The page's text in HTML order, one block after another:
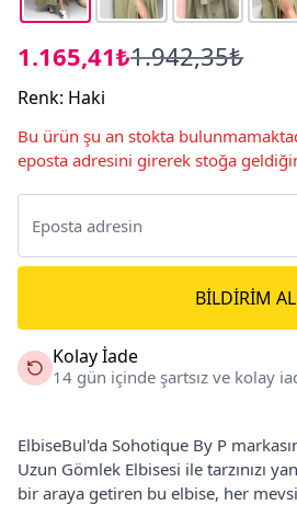
1.165,41₺1.942,35₺
Renk: Haki
Bu ürün şu an stokta
eposta adresini girerek stoğa
BILDIRIM AL
Kolay İade
14 gün içinde şartsız ve kolay
ElbiseBul'da Sohotique By P
Uzun Gömlek Elbisesi ile tarzınızı
bir araya getiren bu elbise, her